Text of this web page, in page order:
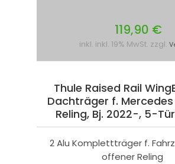
119,90 €
inkl. inkl. 19% MwSt. zzgl.
Thule Raised Rail
Dachträger f. Mercedes
Reling, Bj. 2022-, 5-
2 Alu Komplettträger f.
offener Reling